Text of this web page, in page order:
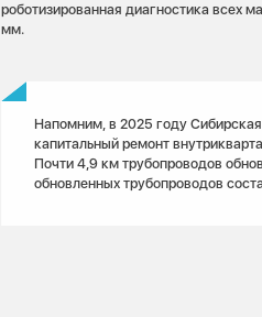
роботизированная диагностика всех
мм.
Напомним, в 2025 году
капитальный ремонт
Почти 4,9 км трубопроводов
обновленных трубопроводов